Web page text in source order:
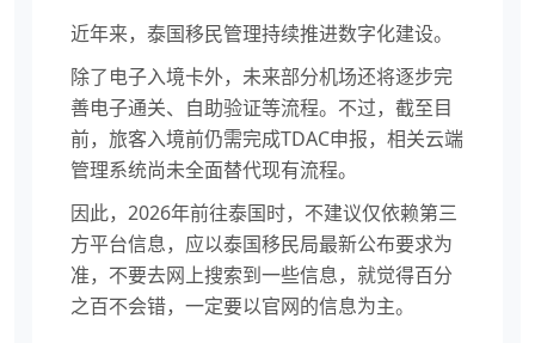
近年来，泰国移民管理持续推进数字化建设。
除了电子入境卡外，未来部分机场还将逐步完
善电子通关、自助验证等流程。不过，截至目
前，旅客入境前仍需完成TDAC申报，相关云端
管理系统尚未全面替代现有流程。
因此，2026年前往泰国时，不建议仅依赖第三
方平台信息，应以泰国移民局最新公布要求为
准，不要去网上搜索到一些信息，就觉得百分
之百不会错，一定要以官网的信息为主。